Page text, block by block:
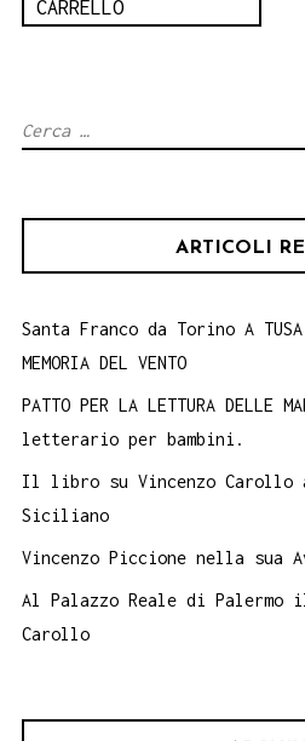
CARRELLO
Ricerca
ARTICOLI
Santa Franco da Torino A TUSA
MEMORIA DEL VENTO
PATTO PER LA LETTURA DELLE
letterario per bambini.
Il libro su Vincenzo Carollo
Siciliano
Vincenzo Piccione nella sua
Al Palazzo Reale di
Carollo